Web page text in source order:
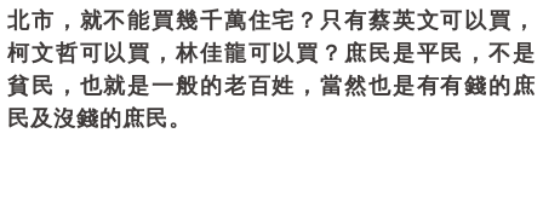
北市，就不能買幾千萬住宅？只有蔡英文可以買，
柯文哲可以買，林佳龍可以買？庶民是平民，不是
貧民，也就是一般的老百姓，當然也是有有錢的庶
民及沒錢的庶民。